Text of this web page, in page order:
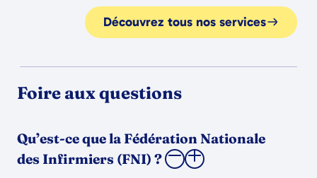
Découvrez tous nos services
Foire aux questions
Qu’est-ce que la Fédération Nationale
des Infirmiers (FNI) ?